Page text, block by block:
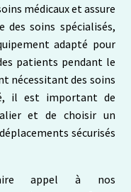
médicaux et assure
soins spécialisés,
adapté pour
patients pendant le
nécessitant des soins
il est important de
et de choisir un
sécurisés
appel à nos